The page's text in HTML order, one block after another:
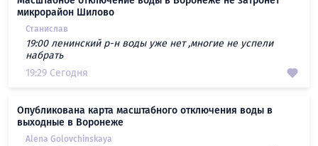
микрорайон Шилово
Станислав
19:00 ленинский р-н воды уже нет ,многие не успели
набрать
19:29 Сегодня
Опубликована карта масштабного отключения воды в
выходные в Воронеже
Alena Golovchinskaya